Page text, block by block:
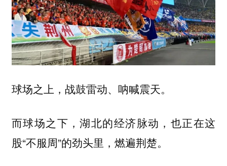
球场之上，战鼓雷动、呐喊震天。
而球场之下，湖北的经济脉动，也正在这
股“不服周”的劲头里，燃遍荆楚。